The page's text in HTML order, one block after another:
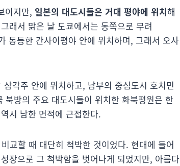
이지만, 일본의 대도시들은 거대 평야에 위치해
래서 맑은 날 도쿄에서는 동쪽으로 무려
동등한 간사이평야 안에 위치하며, 그래서 오사
각주 안에 위치하고, 남부의 중심도시 호치민
방의 주요 대도시들이 위치한 화북평원은 한
시 남한 면적에 근접한다.
교할 때 대단히 척박한 것이었다. 현대에 들어
장으로 그 척박함을 벗어나게 되었지만, 아름다